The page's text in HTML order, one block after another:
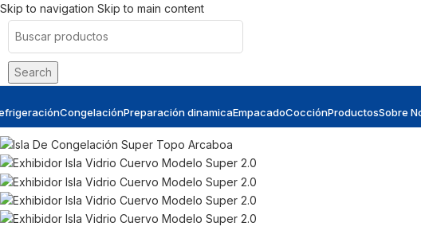
Skip to navigation Skip to main content
Search
CongelaciónPreparación dinamicaEmpacadoCocciónProductosSobre